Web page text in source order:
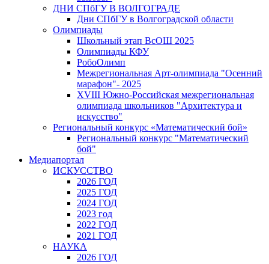
ДНИ СПбГУ В ВОЛГОГРАДЕ
Дни СПбГУ в Волгоградской области
Олимпиады
Школьный этап ВсОШ 2025
Олимпиады КФУ
РобоОлимп
Межрегиональная Арт-олимпиада "Осенний
марафон"- 2025
XVIII Южно-Российская межрегиональная
олимпиада школьников "Архитектура и
искусство"
Региональный конкурс «Математический бой»
Региональный конкурс "Математический
бой"
Медиапортал
ИСКУССТВО
2026 ГОД
2025 ГОД
2024 ГОД
2023 год
2022 ГОД
2021 ГОД
НАУКА
2026 ГОД